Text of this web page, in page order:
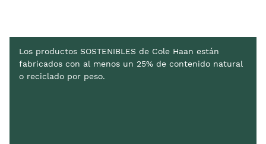
Los productos SOSTENIBLES de Cole Haan están
fabricados con al menos un 25% de contenido natural
o reciclado por peso.